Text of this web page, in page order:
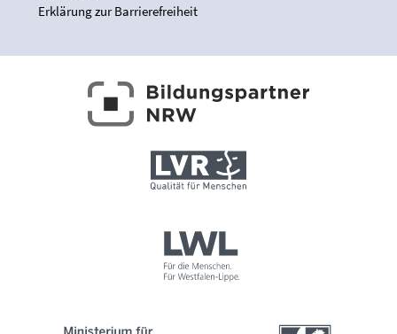
Erklärung zur Barrierefreiheit